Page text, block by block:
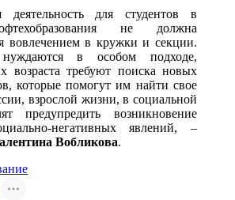
деятельность для студентов в
не должна
вовлечением в кружки и секции.
в особом подходе,
возраста требуют поиска новых
которые помогут им найти свое
взрослой жизни, в социальной
предупредить возникновение
негативных явлений, –
Вобликова.